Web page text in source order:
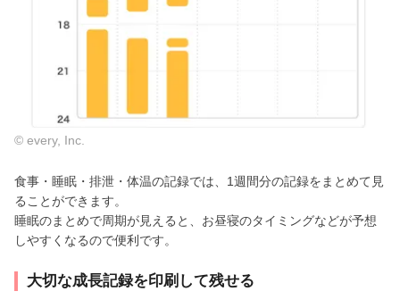
© every, Inc.
食事・睡眠・排泄・体温の記録では、1週間分の記録をまとめて見
ることができます。
睡眠のまとめで周期が見えると、お昼寝のタイミングなどが予想
しやすくなるので便利です。
大切な成長記録を印刷して残せる